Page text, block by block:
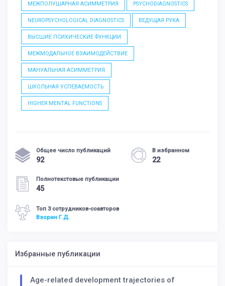
МЕЖПОЛУШАРНАЯ АСИММЕТРИЯ PSYCHODIAGNOSTICS
NEUROPSYCHOLOGICAL DIAGNOSTICS ВЕДУЩАЯ РУКА
ВЫСШИЕ ПСИХИЧЕСКИЕ ФУНКЦИИ
МЕЖМОДАЛЬНОЕ ВЗАИМОДЕЙСТВИЕ
МАНУАЛЬНАЯ АСИММЕТРИЯ
ШКОЛЬНАЯ УСПЕВАЕМОСТЬ
HIGHER MENTAL FUNCTIONS
Общее число публикаций
92
В избранном
22
Полнотекстовые публикации
45
Топ 3 сотрудников-соавторов
Взорин Г.Д.
Избранные публикации
Age-related development trajectories of